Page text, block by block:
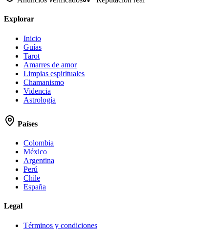
Explorar
Inicio
Guías
Tarot
Amarres de amor
Limpias espirituales
Chamanismo
Videncia
Astrología
Países
Colombia
México
Argentina
Perú
Chile
España
Legal
Términos y condiciones